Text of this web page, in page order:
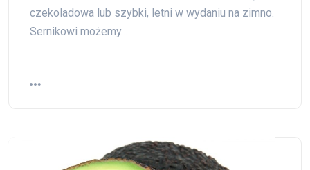
czekoladowa lub szybki, letni w wydaniu na zimno.
Sernikowi możemy…